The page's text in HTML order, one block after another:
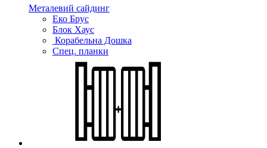
Металевий сайдинг
Еко Брус
Блок Хаус
Корабельна Дошка
Спец. планки